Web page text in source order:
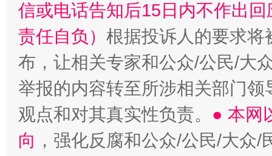
信或电话告知后15日内不作出
责任自负） 根据投诉人的要求将
布，让相关专家和公众/公民/大
举报的内容转至所涉相关部门
观点和对其真实性负责。 ● 本网
向 ，强化反腐和公众/公民/大众